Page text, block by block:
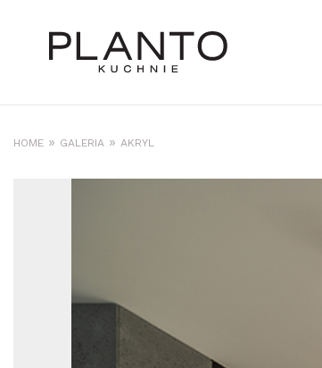
HOME » GALERIA » AKRYL